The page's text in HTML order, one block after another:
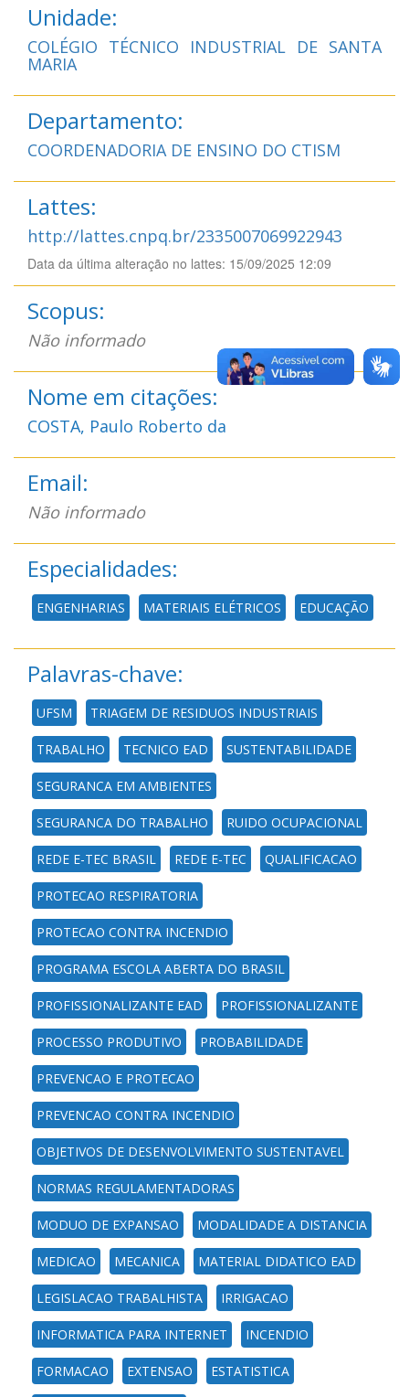
Unidade:
COLÉGIO TÉCNICO INDUSTRIAL DE SANTA
MARIA
Departamento:
COORDENADORIA DE ENSINO DO CTISM
Lattes:
http://lattes.cnpq.br/2335007069922943
Data da última alteração no lattes: 15/09/2025 12:09
Scopus:
Não informado
Nome em citações:
COSTA, Paulo Roberto da
Email:
Não informado
Especialidades:
ENGENHARIAS MATERIAIS ELÉTRICOS EDUCAÇÃO
Palavras-chave:
UFSM TRIAGEM DE RESIDUOS INDUSTRIAIS
TRABALHO TECNICO EAD SUSTENTABILIDADE
SEGURANCA EM AMBIENTES
SEGURANCA DO TRABALHO RUIDO OCUPACIONAL
REDE E-TEC BRASIL REDE E-TEC QUALIFICACAO
PROTECAO RESPIRATORIA
PROTECAO CONTRA INCENDIO
PROGRAMA ESCOLA ABERTA DO BRASIL
PROFISSIONALIZANTE EAD PROFISSIONALIZANTE
PROCESSO PRODUTIVO PROBABILIDADE
PREVENCAO E PROTECAO
PREVENCAO CONTRA INCENDIO
OBJETIVOS DE DESENVOLVIMENTO SUSTENTAVEL
NORMAS REGULAMENTADORAS
MODUO DE EXPANSAO MODALIDADE A DISTANCIA
MEDICAO MECANICA MATERIAL DIDATICO EAD
LEGISLACAO TRABALHISTA IRRIGACAO
INFORMATICA PARA INTERNET INCENDIO
FORMACAO EXTENSAO ESTATISTICA